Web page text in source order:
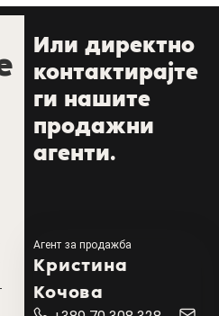
Или директно
контактирајте
ги нашите
продажни
агенти.
Агент за продажба
Кристина
Кочова